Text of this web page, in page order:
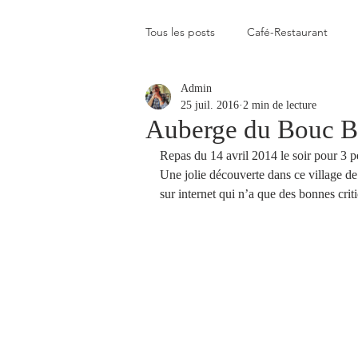
Tous les posts Café-Restaurant
Elevé
Coup de coeur Un flop à vite
Auberge du Bouc
Admin
25 juil. 2016 2 min de lecture
Repas du 14 avril 2014 le soir pour 3
Une jolie découverte dans ce village
sur internet qui n’a que des bonnes